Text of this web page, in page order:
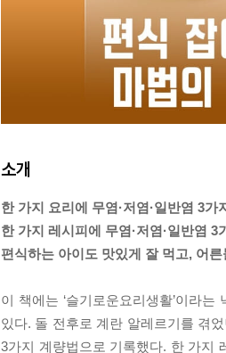
소개
한 가지 요리에 무염·저염·일반염 3
한 가지 레시피에 무염·저염·일반염 3
편식하는 아이도 맛있게 잘 먹고, 어
이 책에는 ‘슬기로운요리생활’이라
있다. 돌 전후로 계란 알레르기를 겪
3가지 계량법으로 기록했다. 한 가지